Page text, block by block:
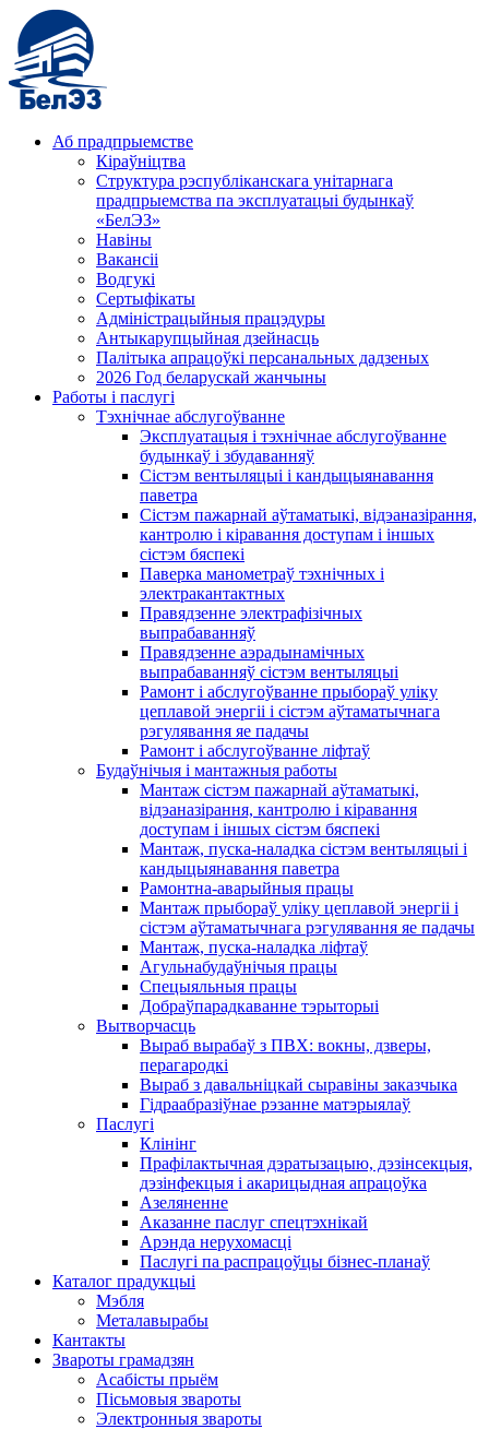
Аб прадпрыемстве
Кіраўніцтва
Структура рэспубліканскага унітарнага
прадпрыемства па эксплуатацыі будынкаў
«БелЭЗ»
Навіны
Вакансіі
Водгукі
Сертыфікаты
Адміністрацыйныя працэдуры
Антыкарупцыйная дзейнасць
Палітыка апрацоўкі персанальных дадзеных
2026 Год беларускай жанчыны
Работы і паслугі
Тэхнічнае абслугоўванне
Эксплуатацыя і тэхнічнае абслугоўванне
будынкаў і збудаванняў
Сістэм вентыляцыі і кандыцыянавання
паветра
Сістэм пажарнай аўтаматыкі, відэаназірання,
кантролю і кіравання доступам і іншых
сістэм бяспекі
Паверка манометраў тэхнічных і
электракантактных
Правядзенне электрафізічных
выпрабаванняў
Правядзенне аэрадынамічных
выпрабаванняў сістэм вентыляцыі
Рамонт і абслугоўванне прыбораў уліку
цеплавой энергіі і сістэм аўтаматычнага
рэгулявання яе падачы
Рамонт і абслугоўванне ліфтаў
Будаўнічыя і мантажныя работы
Мантаж сістэм пажарнай аўтаматыкі,
відэаназірання, кантролю і кіравання
доступам і іншых сістэм бяспекі
Мантаж, пуска-наладка сістэм вентыляцыі і
кандыцыянавання паветра
Рамонтна-аварыйныя працы
Мантаж прыбораў уліку цеплавой энергіі і
сістэм аўтаматычнага рэгулявання яе падачы
Мантаж, пуска-наладка ліфтаў
Агульнабудаўнічыя працы
Спецыяльныя працы
Добраўпарадкаванне тэрыторыі
Вытворчасць
Выраб вырабаў з ПВХ: вокны, дзверы,
перагародкі
Выраб з давальніцкай сыравіны заказчыка
Гідраабразіўнае рэзанне матэрыялаў
Паслугі
Клінінг
Прафілактычная дэратызацыю, дэзiнсекцыя,
дэзінфекцыя і акарицыдная апрацоўка
Азеляненне
Аказанне паслуг спецтэхнікай
Арэнда нерухомасці
Паслугі па распрацоўцы бізнес-планаў
Каталог прадукцыі
Мэбля
Металавырабы
Кантакты
Звароты грамадзян
Асабісты прыём
Пісьмовыя звароты
Электронныя звароты